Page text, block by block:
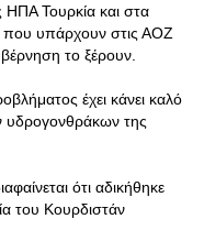
ΗΠΑ Τουρκία και στα
που υπάρχουν στις ΑΟΖ
το ξέρουν.
έχει κάνει καλό
υδρογονθράκων της
ότι αδικήθηκε
του Κουρδιστάν